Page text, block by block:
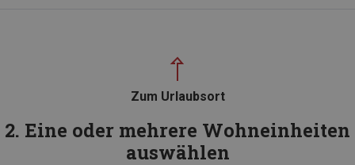
Zum Urlaubsort
2. Eine oder mehrere Wohneinheiten
auswählen